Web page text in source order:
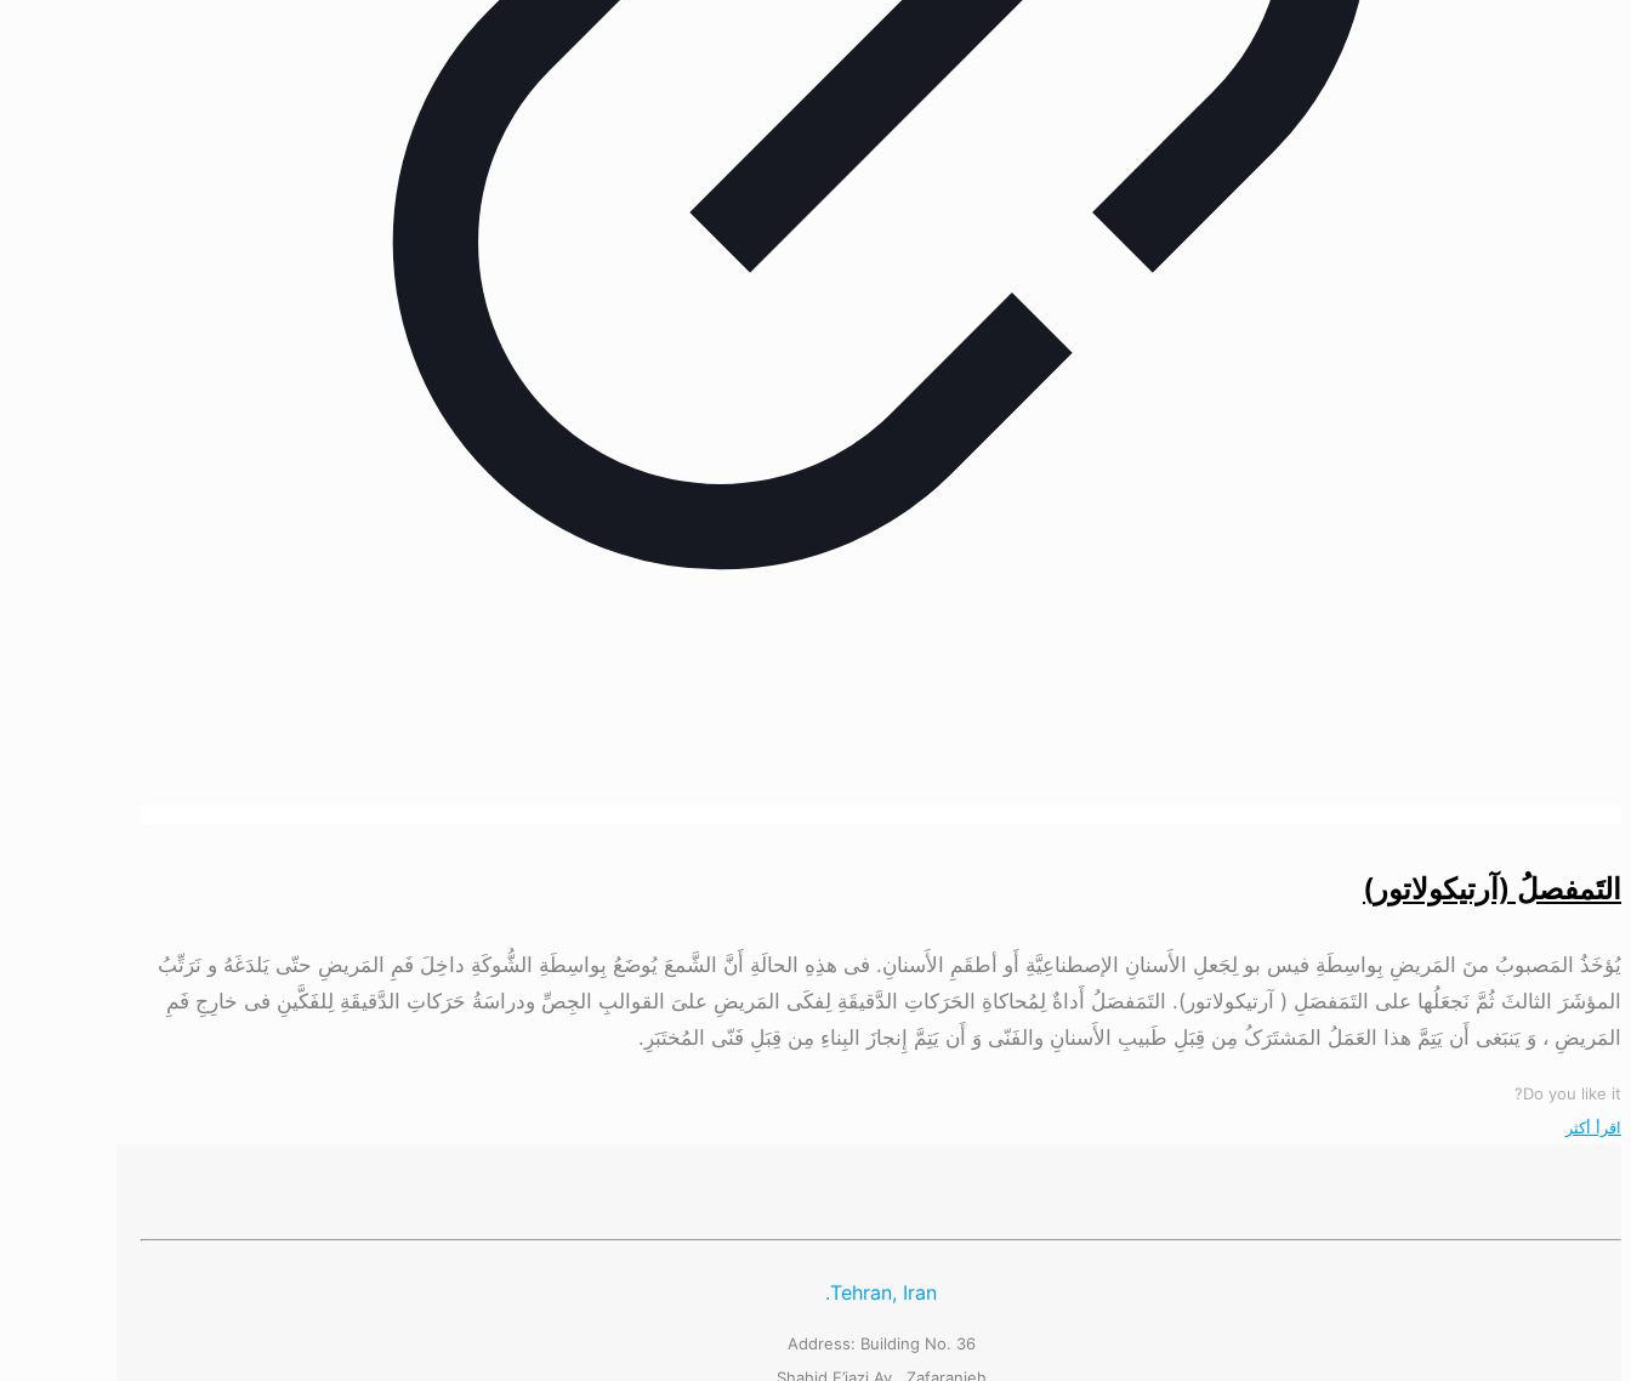
التَمفصلُ (آرتیکولاتور)
یُؤخَذُ المَصبوبُ منَ المَریضِ بِواسِطَةِ فیس بو لِجَعلِ الأَسنانِ الإصطناعِیَّةِ أَو أطقَمِ الأَسنانِ. فی هذِهِ الحالَةِ أَنَّ الشَّمعَ یُوضَعُ بِواسِطَةِ الشُّوکَةِ داخِلَ فَمِ المَریضِ حتّی یَلدَغَهُ و نَرَتِّبُ
المؤشَرَ الثالثَ ثُمَّ نَجعَلُها علی التَمَفصَلِ ( آرتیکولاتور). التَمَفصَلُ أَداةٌ لِمُحاکاةِ الحَرَکاتِ الدَّقیقَةِ لِفکَی المَریضِ علیَ القوالبِ الجِصِّ ودراسَةُ حَرَکاتِ الدَّقیقَةِ لِلفَکَّینِ فی خارِجِ فَمِ
المَریضِ ، وَ یَنبَغی أَن یَتِمَّ هذا العَمَلُ المَشتَرَکُ مِن قِبَلِ طَبیبِ الأَسنانِ والفَنّی وَ أَن یَتِمَّ إِنجازَ البِناءِ مِن قِبَلِ فَنّی المُختَبَرِ.
Do you like it?
اقرأ أكثر
Tehran, Iran.
Address: Building No. 36
Shahid E’jazi Av., Zafaranieh